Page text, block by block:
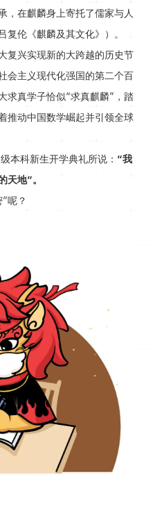
，在麒麟身上寄托了儒家与人
复伦《麒麟及其文化》）。
复兴实现新的大跨越的历史节
会主义现代化强国的第二个百
求真学子恰似“求真麒麟”，踏
推动中国数学崛起并引领全球
本科新生开学典礼所说： “我
天地”。
呢？